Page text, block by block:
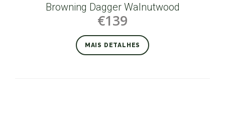
Browning Dagger Walnutwood
€139
MAIS DETALHES